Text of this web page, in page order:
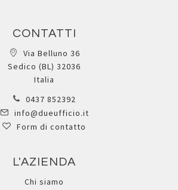
CONTATTI
Via Belluno 36
Sedico (BL) 32036
Italia
0437 852392
info@dueufficio.it
Form di contatto
L'AZIENDA
Chi siamo